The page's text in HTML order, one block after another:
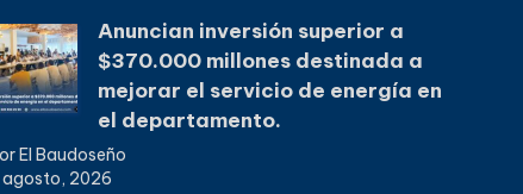
Anuncian inversión superior a
$370.000 millones destinada a
mejorar el servicio de energía en
el departamento.
El Baudoseño
agosto, 2026